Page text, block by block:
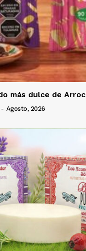
más dulce de
- Agosto, 2026